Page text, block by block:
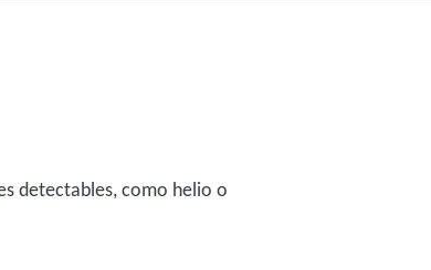
detectables, como helio o